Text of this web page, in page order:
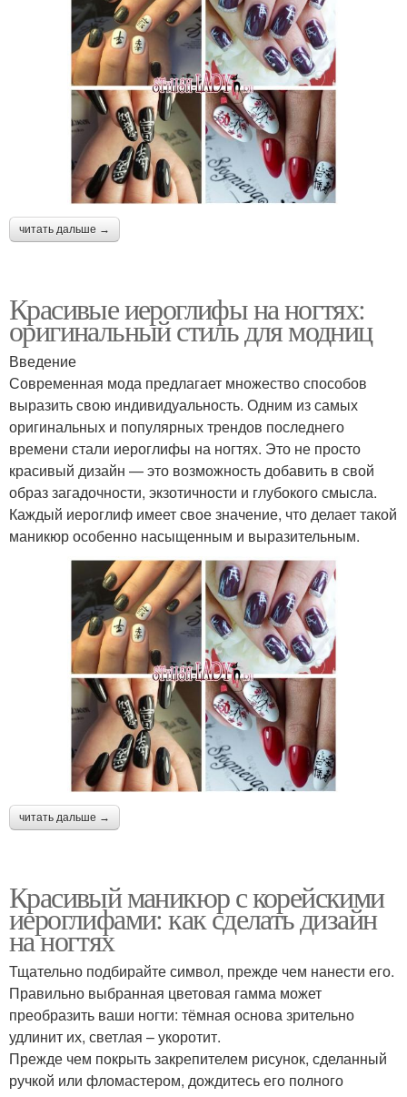
читать дальше →
Красивые иероглифы на ногтях:
оригинальный стиль для модниц
Введение
Современная мода предлагает множество способов
выразить свою индивидуальность. Одним из самых
оригинальных и популярных трендов последнего
времени стали иероглифы на ногтях. Это не просто
красивый дизайн — это возможность добавить в свой
образ загадочности, экзотичности и глубокого смысла.
Каждый иероглиф имеет свое значение, что делает такой
маникюр особенно насыщенным и выразительным.
читать дальше →
Красивый маникюр с корейскими
иероглифами: как сделать дизайн
на ногтях
Тщательно подбирайте символ, прежде чем нанести его.
Правильно выбранная цветовая гамма может
преобразить ваши ногти: тёмная основа зрительно
удлинит их, светлая – укоротит.
Прежде чем покрыть закрепителем рисунок, сделанный
ручкой или фломастером, дождитесь его полного